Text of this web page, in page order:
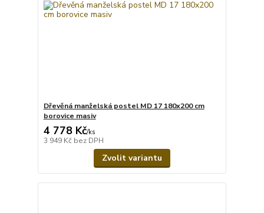
Dřevěná manželská postel MD 17 180x200 cm
borovice masiv
4 778 Kč/ks
3 949 Kč bez DPH
Zvolit variantu